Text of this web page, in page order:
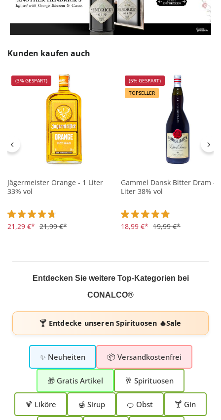
Produktgalerie überspringen
Kunden kaufen auch
(3% GESPART)
Jägermeister Orange - 1 Liter
33% vol
Durchschnittliche Bewertung von 4.8 von 5 Sternen
21,29 €* 21,99 €*
(5% GESPART)
TOPSELLER
Gammel Dansk Bitter Dram - 1
Liter 38% vol
Durchschnittliche
18,99 €* 19,99 €*
Entdecken Sie weitere Top-Kategorien bei
CONALCO®
🍸 Entdecke unserenSpirituosen 🔥Sale
✨ Neuheiten 📦 Versandkostenfrei
🎁 Gratis Artikel 🥂 Spirituosen
🍹 Liköre 🍯 Sirup 🍊 Obst 🍸 Gin